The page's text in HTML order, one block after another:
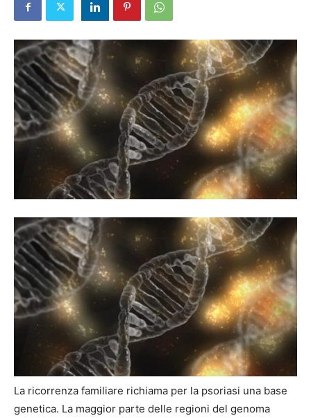
La ricorrenza familiare richiama per la psoriasi una base
genetica. La maggior parte delle regioni del genoma